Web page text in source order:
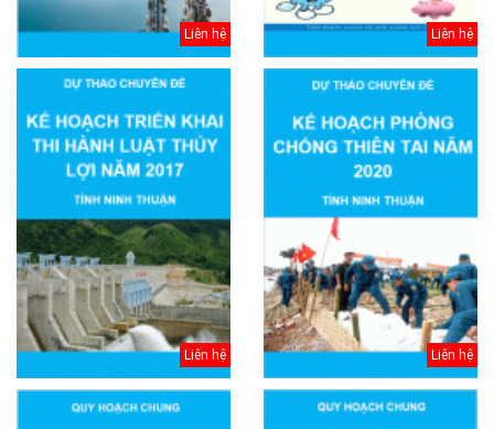
Liên hệ Liên hệ
Liên hệ Liên hệ